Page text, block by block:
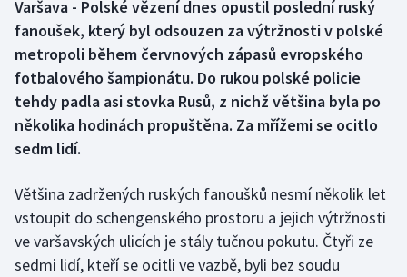
Box
Curling
Dostihy
Golf
Varšava - Polské vězení dnes opustil poslední ruský
fanoušek, který byl odsouzen za výtržnosti v polské
metropoli během červnových zápasů evropského
fotbalového šampionátu. Do rukou polské policie
tehdy padla asi stovka Rusů, z nichž většina byla po
několika hodinách propuštěna. Za mřížemi se ocitlo
sedm lidí.
Většina zadržených ruských fanoušků nesmí několik let
vstoupit do schengenského prostoru a jejich výtržnosti
ve varšavských ulicích je stály tučnou pokutu. Čtyři ze
sedmi lidí, kteří se ocitli ve vazbě, byli bez soudu